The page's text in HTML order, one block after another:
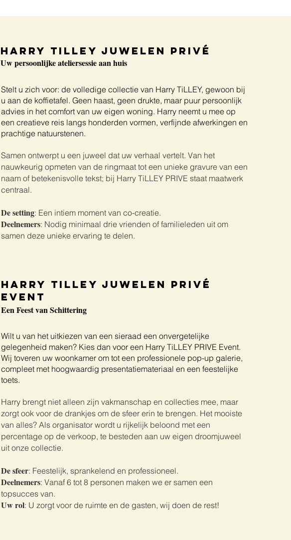
Harry TiLLEY juwelen PRIVé
Uw persoonlijke ateliersessie aan huis
Stelt u zich voor: de volledige collectie van Harry TiLLEY, gewoon bij
u aan de koffietafel. Geen haast, geen drukte, maar puur persoonlijk
advies in het comfort van uw eigen woning. Harry neemt u mee op
een creatieve reis langs honderden vormen, verfijnde afwerkingen en
prachtige natuurstenen.
Samen ontwerpt u een juweel dat uw verhaal vertelt. Van het
nauwkeurig opmeten van de ringmaat tot een unieke gravure van een
naam of betekenisvolle tekst; bij Harry TiLLEY PRIVE staat maatwerk
centraal.
De setting: Een intiem moment van co-creatie.
Deelnemers: Nodig minimaal drie vrienden of familieleden uit om
samen deze unieke ervaring te delen.
Harry TiLLEY juwelen PRIVé
EVENT
Een Feest van Schittering
Wilt u van het uitkiezen van een sieraad een onvergetelijke
gelegenheid maken? Kies dan voor een Harry TiLLEY PRIVE Event.
Wij toveren uw woonkamer om tot een professionele pop-up galerie,
compleet met hoogwaardig presentatiemateriaal en een feestelijke
toets.
Harry brengt niet alleen zijn vakmanschap en collecties mee, maar
zorgt ook voor de drankjes om de sfeer erin te brengen. Het mooiste
van alles? Als organisator wordt u rijkelijk beloond met een
percentage op de verkoop, te besteden aan uw eigen droomjuweel
uit onze collectie.
De sfeer: Feestelijk, sprankelend en professioneel.
Deelnemers: Vanaf 6 tot 8 personen maken we er samen een
topsucces van.
Uw rol: U zorgt voor de ruimte en de gasten, wij doen de rest!